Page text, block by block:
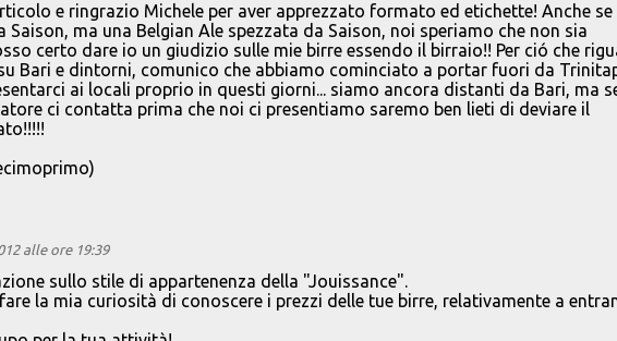
e ringrazio Michele per aver apprezzato formato ed etichette! Anche se
Saison, ma una Belgian Ale spezzata da Saison, noi speriamo che non sia
certo dare io un giudizio sulle mie birre essendo il birraio!! Per ció che
Bari e dintorni, comunico che abbiamo cominciato a portar fuori da
ai locali proprio in questi giorni... siamo ancora distanti da Bari, ma
ci contatta prima che noi ci presentiamo saremo ben lieti di deviare il
alle ore 19:39
sullo stile di appartenenza della "Jouissance".
la mia curiosità di conoscere i prezzi delle tue birre, relativamente a